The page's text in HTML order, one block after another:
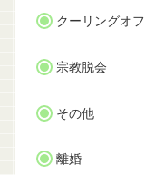
クーリングオフ
宗教脱会
その他
離婚